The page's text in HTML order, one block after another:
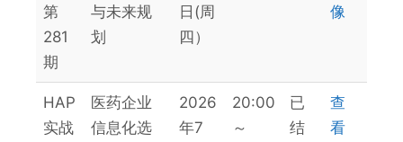
第
281
期
与未来规
划
日(周
四）
像
HAP
实战
医药企业
信息化选
2026
年7
20:00
～
已
结
查
看